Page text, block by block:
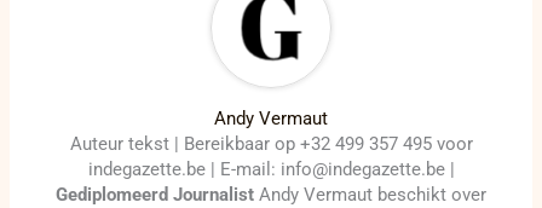
Andy Vermaut
Auteur tekst | Bereikbaar op +32 499 357 495 voor
indegazette.be | E-mail: info@indegazette.be |
Gediplomeerd Journalist Andy Vermaut beschikt over